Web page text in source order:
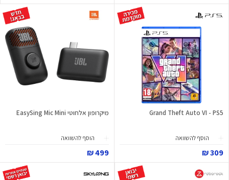
Grand Theft Auto VI - PS5
הוסף להשוואה
309 ₪
מיקרופון אלחוטי EasySing Mic Mini
הוסף להשוואה
499 ₪